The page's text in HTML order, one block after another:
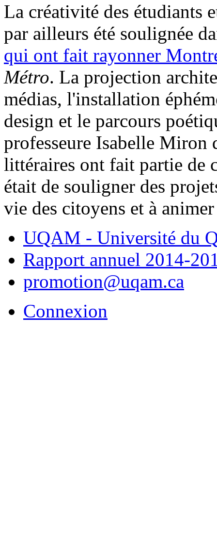
La créativité des étudiants
par ailleurs été soulignée
qui ont fait rayonner
Métro. La projection
médias, l'installation
design et le parcours
professeure Isabelle Miron
littéraires ont fait partie de
était de souligner des
vie des citoyens et à
UQAM - Université du
Rapport annuel 2014-
promotion@uqam.ca
Connexion